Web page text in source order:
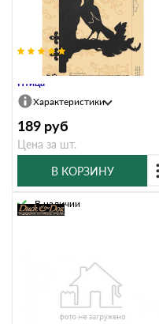
Кронштейн Duck & Dog 707
Птица
Характеристики
189 руб
Цена за шт.
В КОРЗИНУ
В наличии